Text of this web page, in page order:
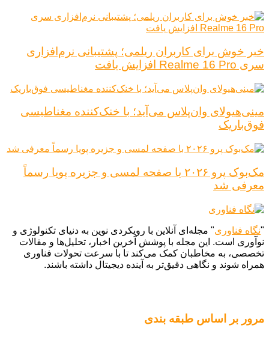
خبر خوش برای کاربران ریلمی؛ پشتیبانی نرم‌افزاری
سری Realme 16 Pro افزایش یافت
مینی‌هیولای وان‌پلاس می‌آید؛ با خنک‌کننده مغناطیسی
فوق‌باریک
مک‌بوک پرو ۲۰۲۶ با صفحه لمسی و جزیره پویا رسماً
معرفی شد
"نگاه فناوری" مجله‌ای آنلاین با رویکردی نوین به دنیای تکنولوژی و
نوآوری است. این مجله با پوشش آخرین اخبار، تحلیل‌ها و مقالات
تخصصی، به مخاطبان کمک می‌کند تا با سرعت تحولات فناوری
همراه شوند و نگاهی دقیق‌تر به آینده دیجیتال داشته باشند.
مرور بر اساس طبقه بندی